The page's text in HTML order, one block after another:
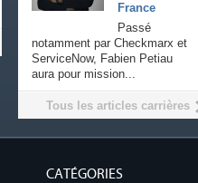
France
Passé
notamment par Checkmarx et
ServiceNow, Fabien Petiau
aura pour mission...
Tous les articles carrières
CATÉGORIES